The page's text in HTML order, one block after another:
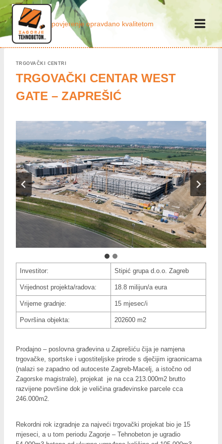
Skip
to
content
povjerenje opravdano kvalitetom
TRGOVAČKI CENTRI
TRGOVAČKI CENTAR WEST
GATE – ZAPREŠIĆ
Investitor: Stipić grupa d.o.o. Zagreb
Vrijednost projekta/radova: 18.8 milijun/a eura
Vrijeme gradnje: 15 mjesec/i
Površina objekta: 202600 m2
Prodajno – poslovna građevina u Zaprešiću čija je namjena
trgovačke, sportske i ugostiteljske prirode s dječijim igraonicama
(nalazi se zapadno od autoceste Zagreb-Macelj, a istočno od
Zagorske magistrale), projekat je na cca 213.000m2 brutto
razvijene površine dok je veličina građevinske parcele cca
246.000m2.
Rekordni rok izgradnje za najveći trgovački projekat bio je 15
mjeseci, a u tom periodu Zagorje – Tehnobeton je ugradio